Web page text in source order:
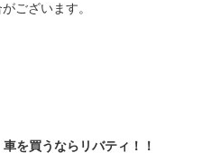
ございます。
車を買うならリバティ！！